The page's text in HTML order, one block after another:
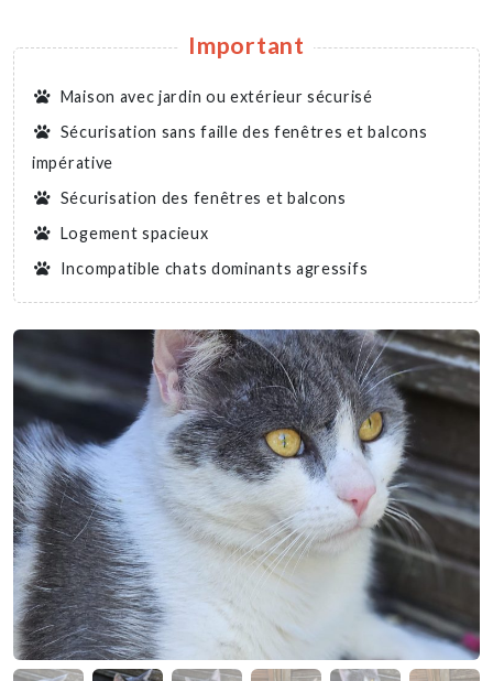
Important
Maison avec jardin ou extérieur sécurisé
Sécurisation sans faille des fenêtres et balcons
impérative
Sécurisation des fenêtres et balcons
Logement spacieux
Incompatible chats dominants agressifs